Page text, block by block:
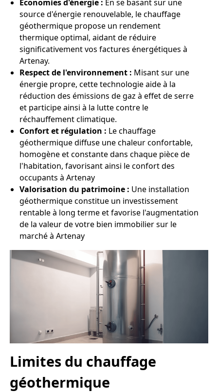
Économies d'énergie : En se basant sur une
source d'énergie renouvelable, le chauffage
géothermique propose un rendement
thermique optimal, aidant de réduire
significativement vos factures énergétiques à
Artenay.
Respect de l'environnement : Misant sur une
énergie propre, cette technologie aide à la
réduction des émissions de gaz à effet de serre
et participe ainsi à la lutte contre le
réchauffement climatique.
Confort et régulation : Le chauffage
géothermique diffuse une chaleur confortable,
homogène et constante dans chaque pièce de
l'habitation, favorisant ainsi le confort des
occupants à Artenay
Valorisation du patrimoine : Une installation
géothermique constitue un investissement
rentable à long terme et favorise l'augmentation
de la valeur de votre bien immobilier sur le
marché à Artenay
Limites du chauffage
géothermique